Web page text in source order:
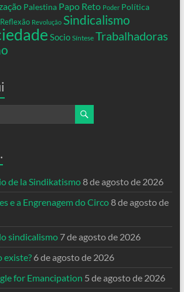
Palestina Papo Reto Poder Política
Reflexão Revolução Sindicalismo
Socio Síntese Trabalhadoras
de la Sindikatismo8 de agosto de 2026
e a Engrenagem do Circo8 de agosto de
sindicalismo 7 de agosto de 2026
existe? 6 de agosto de 2026
for Emancipation 5 de agosto de 2026